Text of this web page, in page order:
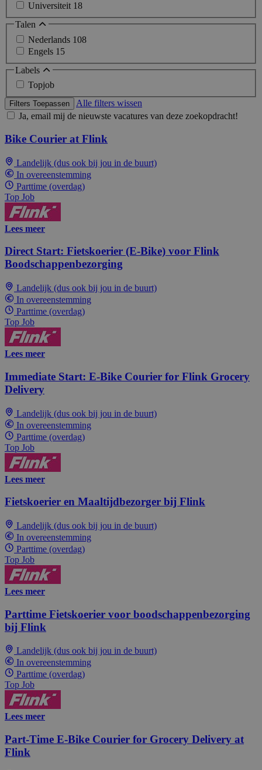
Universiteit 18
Talen
Nederlands 108
Engels 15
Labels
Topjob
Filters Toepassen
Alle filters wissen
Ja, email mij de nieuwste vacatures van deze zoekopdracht!
Bike Courier at Flink
Landelijk (dus ook bij jou in de buurt)
In overeenstemming
Parttime (overdag)
Top Job
Lees meer
Direct Start: Fietskoerier (E-Bike) voor Flink
Boodschappenbezorging
Landelijk (dus ook bij jou in de buurt)
In overeenstemming
Parttime (overdag)
Top Job
Lees meer
Immediate Start: E-Bike Courier for Flink Grocery
Delivery
Landelijk (dus ook bij jou in de buurt)
In overeenstemming
Parttime (overdag)
Top Job
Lees meer
Fietskoerier en Maaltijdbezorger bij Flink
Landelijk (dus ook bij jou in de buurt)
In overeenstemming
Parttime (overdag)
Top Job
Lees meer
Parttime Fietskoerier voor boodschappenbezorging
bij Flink
Landelijk (dus ook bij jou in de buurt)
In overeenstemming
Parttime (overdag)
Top Job
Lees meer
Part-Time E-Bike Courier for Grocery Delivery at
Flink